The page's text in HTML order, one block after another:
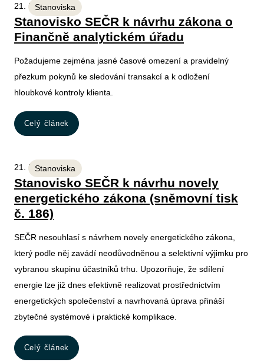
Stanoviska
21. 5. 2026
Stanovisko SEČR k návrhu zákona o
Finančně analytickém úřadu
Požadujeme zejména jasné časové omezení a pravidelný
přezkum pokynů ke sledování transakcí a k odložení
hloubkové kontroly klienta.
Celý článek
Stanoviska
21. 5. 2026
Stanovisko SEČR k návrhu novely
energetického zákona (sněmovní tisk
č. 186)
SEČR nesouhlasí s návrhem novely energetického zákona,
který podle něj zavádí neodůvodněnou a selektivní výjimku pro
vybranou skupinu účastníků trhu. Upozorňuje, že sdílení
energie lze již dnes efektivně realizovat prostřednictvím
energetických společenství a navrhovaná úprava přináší
zbytečné systémové i praktické komplikace.
Celý článek